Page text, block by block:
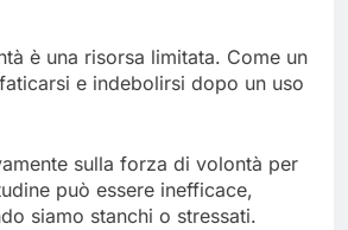
è una risorsa limitata. Come un
e indebolirsi dopo un uso
sulla forza di volontà per
può essere inefficace,
siamo stanchi o stressati.